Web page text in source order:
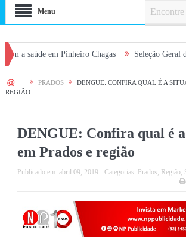
Menu
em Pinheiro Chagas Seleção Geral do Exército
HOME PRADOS
DENGUE: CONFIRA QUAL É A
REGIÃO
DENGUE: Confira qual é
em Prados e região
Publicado em: abril 09, 2019 Categorias: Prados, Região,